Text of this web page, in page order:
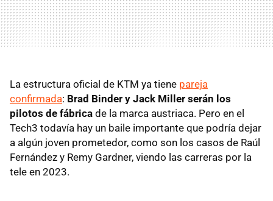
La estructura oficial de KTM ya tiene pareja
confirmada: Brad Binder y Jack Miller serán los
pilotos de fábrica de la marca austriaca. Pero en el
Tech3 todavía hay un baile importante que podría dejar
a algún joven prometedor, como son los casos de Raúl
Fernández y Remy Gardner, viendo las carreras por la
tele en 2023.